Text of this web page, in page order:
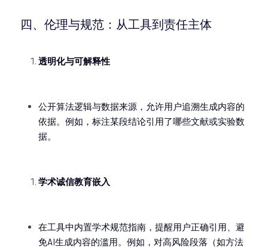
四、伦理与规范：从工具到责任主体
透明化与可解释性
公开算法逻辑与数据来源，允许用户追溯生成内容的
依据。例如，标注某段结论引用了哪些文献或实验数
据。
学术诚信教育嵌入
在工具中内置学术规范指南，提醒用户正确引用、避
免AI生成内容的滥用。例如，对高风险段落（如方法